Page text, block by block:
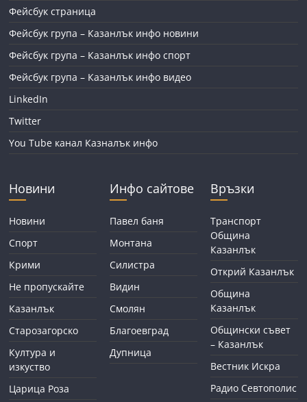
Фейсбук страница
Фейсбук група – Казанлък инфо новини
Фейсбук група – Казанлък инфо спорт
Фейсбук група – Казанлък инфо видео
LinkedIn
Twitter
You Tube канал Казналък инфо
Новини
Новини
Спорт
Крими
Не пропускайте
Казанлък
Старозагорско
Култура и
изкуство
Царица Роза
Инфо сайтове
Павел баня
Монтана
Силистра
Видин
Смолян
Благоевград
Дупница
Връзки
Транспорт
Община
Казанлък
Открий Казанлък
Община
Казанлък
Общински съвет
– Казанлък
Вестник Искра
Радио Севтополис